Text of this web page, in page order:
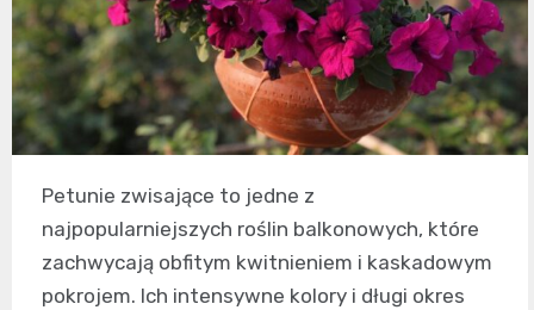
Petunie zwisające to jedne z
najpopularniejszych roślin balkonowych, które
zachwycają obfitym kwitnieniem i kaskadowym
pokrojem. Ich intensywne kolory i długi okres